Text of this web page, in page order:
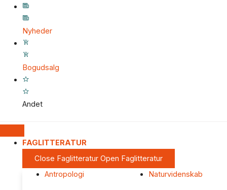
Nyheder
Bogudsalg
Andet
FAGLITTERATUR
Close Faglitteratur Open Faglitteratur
Antropologi
Naturvidenskab